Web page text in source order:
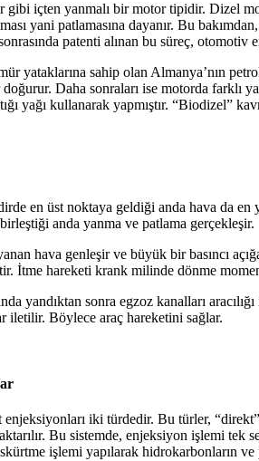
içten yanmalı bir motor tipidir. Dizel
yani patlamasına dayanır. Bu
patenti alınan bu süreç,
yataklarına sahip olan Almanya’nın
Daha sonraları ise motorda farklı
yağı kullanarak yapmıştır. “Biodizel”
en üst noktaya geldiği anda hava da en
anda yanma ve patlama gerçekleşir.
hava genleşir ve büyük bir basıncı
İtme hareketi krank milinde dönme
yandıktan sonra egzoz kanalları
iletilir. Böylece araç hareketini sağlar.
iki türdedir. Bu türler,
Bu sistemde, enjeksiyon işlemi
işlemi yapılarak hidrokarbonların